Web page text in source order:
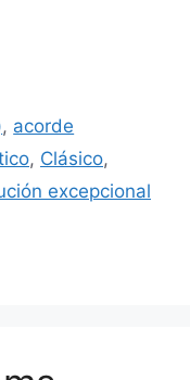
, acorde
, Clásico,
excepcional